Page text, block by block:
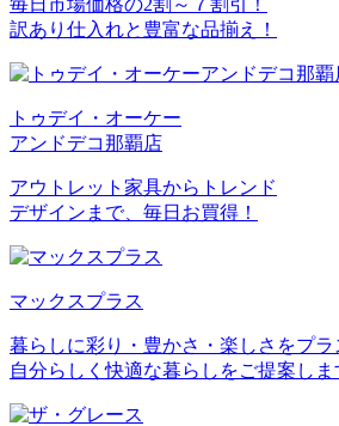
訳あり仕入れと豊富な品揃え！
トゥデイ・オーケー
アンドデコ那覇店
アウトレット家具からトレンド
デザインまで、毎日お買得！
マックスプラス
暮らしに彩り・豊かさ・楽しさをプラ
自分らしく快適な暮らしをご提案しま